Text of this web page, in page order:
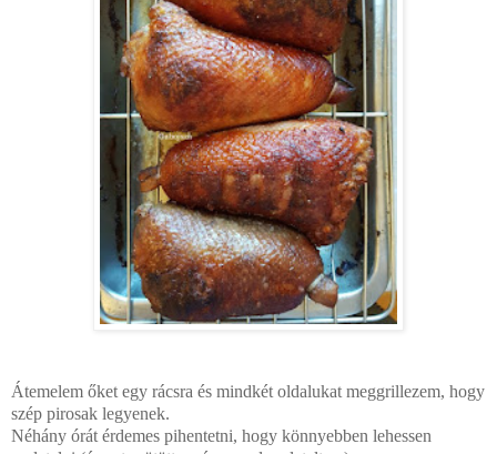
Átemelem őket egy rácsra és mindkét oldalukat meggrillezem, hogy
szép pirosak legyenek.
Néhány órát érdemes pihentetni, hogy könnyebben lehessen